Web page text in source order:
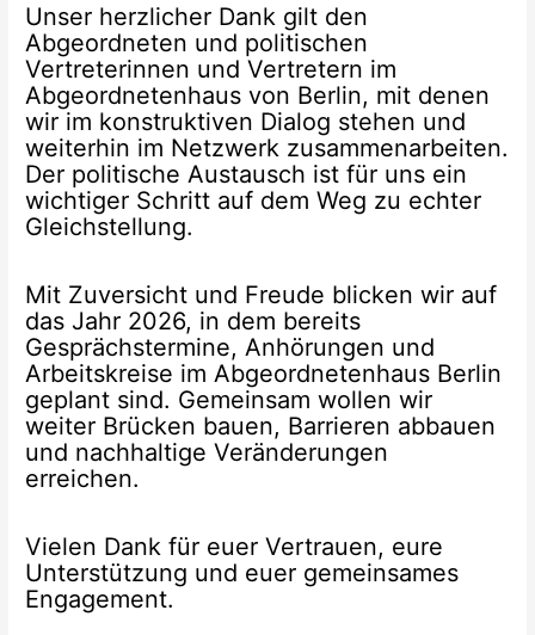
Unser herzlicher Dank gilt den
Abgeordneten und politischen
Vertreterinnen und Vertretern im
Abgeordnetenhaus von Berlin, mit denen
wir im konstruktiven Dialog stehen und
weiterhin im Netzwerk zusammenarbeiten.
Der politische Austausch ist für uns ein
wichtiger Schritt auf dem Weg zu echter
Gleichstellung.
Mit Zuversicht und Freude blicken wir auf
das Jahr 2026, in dem bereits
Gesprächstermine, Anhörungen und
Arbeitskreise im Abgeordnetenhaus Berlin
geplant sind. Gemeinsam wollen wir
weiter Brücken bauen, Barrieren abbauen
und nachhaltige Veränderungen
erreichen.
Vielen Dank für euer Vertrauen, eure
Unterstützung und euer gemeinsames
Engagement.